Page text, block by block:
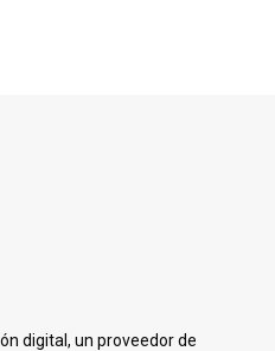
digital, un proveedor de